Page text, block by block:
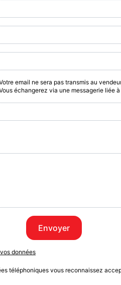
email ne sera pas transmis au
échangerez via une messagerie liée
Envoyer
données
téléphoniques vous reconnaissez